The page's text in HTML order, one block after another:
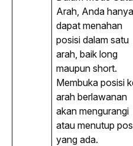
Arah, Anda hanya
dapat menahan
posisi dalam satu
arah, baik long
maupun short.
Membuka posisi
arah berlawanan
akan mengurangi
atau menutup
yang ada.